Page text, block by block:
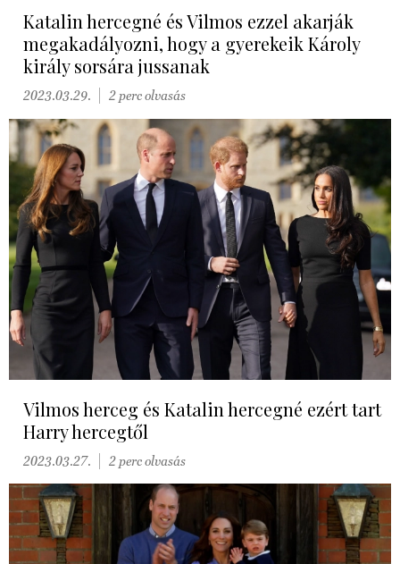
Katalin hercegné és Vilmos ezzel akarják
megakadályozni, hogy a gyerekeik Károly
király sorsára jussanak
2023.03.29. 2 perc olvasás
Vilmos herceg és Katalin hercegné ezért tart
Harry hercegtől
2023.03.27. 2 perc olvasás